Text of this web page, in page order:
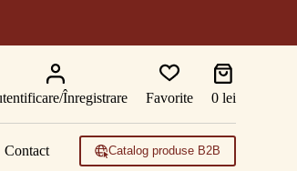
Înregistrare Favorite
Coș
de
cumpărături
0 lei
Contact Catalog produse B2B